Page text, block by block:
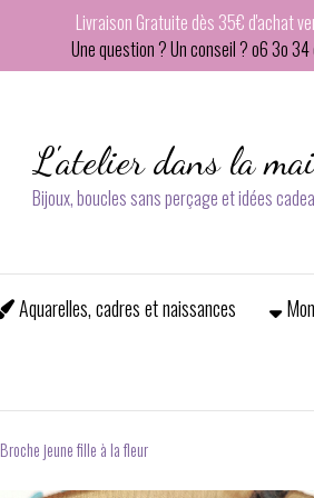
Livraison Gratuite dès 35€ d'achat
Une question ? Un conseil ? o6 3o
L'atelier dans la
Bijoux, boucles sans perçage et idées
Aquarelles, cadres et naissances
Broche jeune fille à la fleur